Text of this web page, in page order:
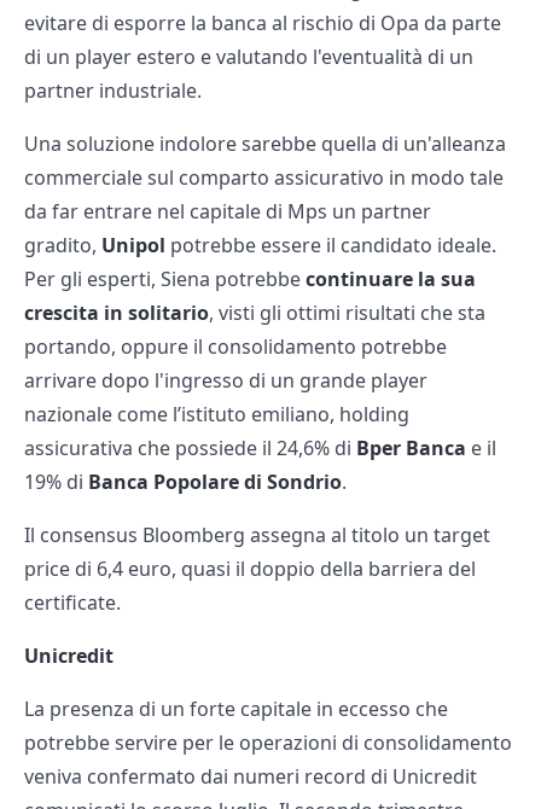
evitare di esporre la banca al rischio di Opa da parte
di un player estero e valutando l'eventualità di un
partner industriale.
Una soluzione indolore sarebbe quella di un'alleanza
commerciale sul comparto assicurativo in modo tale
da far entrare nel capitale di Mps un partner
gradito, Unipol potrebbe essere il candidato ideale.
Per gli esperti, Siena potrebbecontinuare la sua
crescita in solitario, visti gli ottimi risultati che sta
portando, oppure il consolidamento potrebbe
arrivare dopo l'ingresso di un grande player
nazionale come l’istituto emiliano, holding
assicurativa che possiede il 24,6% di Bper Banca e il
19% di Banca Popolare di Sondrio.
Il consensus Bloomberg assegna al titolo un target
price di 6,4 euro, quasi il doppio della barriera del
certificate.
Unicredit
La presenza di un forte capitale in eccesso che
potrebbe servire per le operazioni di consolidamento
veniva confermato dai numeri record di Unicredit